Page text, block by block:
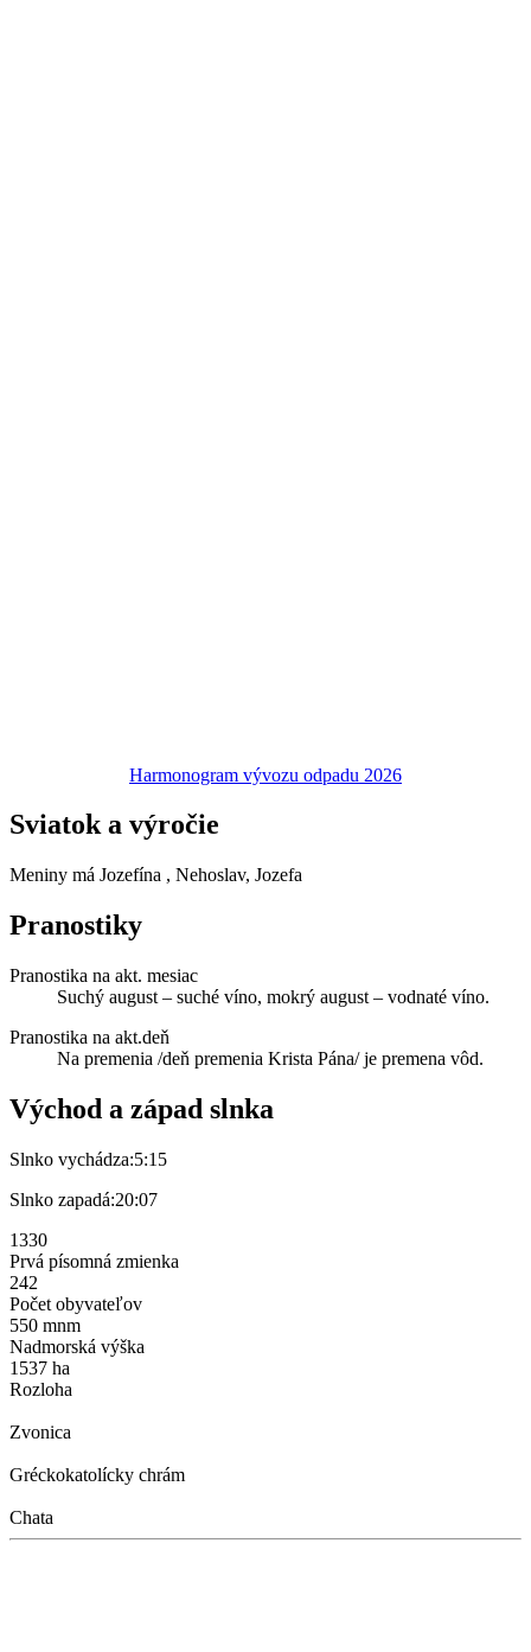
Harmonogram vývozu odpadu 2026
Sviatok a výročie
Meniny má Jozefína , Nehoslav, Jozefa
Pranostiky
Pranostika na akt. mesiac
Suchý august – suché víno, mokrý august – vodnaté víno.
Pranostika na akt.deň
Na premenia /deň premenia Krista Pána/ je premena vôd.
Východ a západ slnka
Slnko vychádza:5:15
Slnko zapadá:20:07
1330
Prvá písomná zmienka
242
Počet obyvateľov
550 mnm
Nadmorská výška
1537 ha
Rozloha
Zvonica
Gréckokatolícky chrám
Chata